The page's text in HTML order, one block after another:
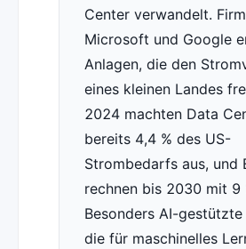
Center verwandelt.
Microsoft und Google
Anlagen, die den
eines kleinen Landes
2024 machten Data
bereits 4,4 % des US-
Strombedarfs aus, und
rechnen bis 2030 mit 9
Besonders AI-gestützte
die für maschinelles